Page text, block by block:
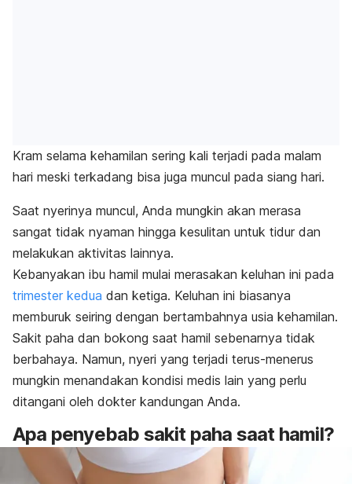
Kram selama kehamilan sering kali terjadi pada malam
hari meski terkadang bisa juga muncul pada siang hari.
Saat nyerinya muncul, Anda mungkin akan merasa
sangat tidak nyaman hingga kesulitan untuk tidur dan
melakukan aktivitas lainnya.
Kebanyakan ibu hamil mulai merasakan keluhan ini pada
trimester kedua dan ketiga. Keluhan ini biasanya
memburuk seiring dengan bertambahnya usia kehamilan.
Sakit paha dan bokong saat hamil sebenarnya tidak
berbahaya. Namun, nyeri yang terjadi terus-menerus
mungkin menandakan kondisi medis lain yang perlu
ditangani oleh dokter kandungan Anda.
Apa penyebab sakit paha saat hamil?